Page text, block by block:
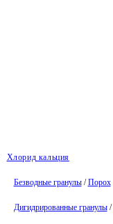
Хлорид кальция
Безводные гранулы/Порох
Дигидрированные гранулы/